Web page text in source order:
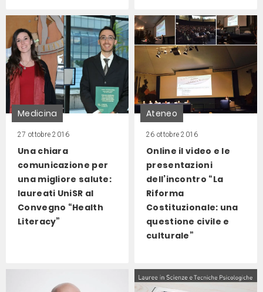
Medicina
27 ottobre 2016
Una chiara
comunicazione per
una migliore salute:
laureati UniSR al
Convegno “Health
Literacy”
Ateneo
26 ottobre 2016
Online il video e le
presentazioni
dell’incontro “La
Riforma
Costituzionale: una
questione civile e
culturale”